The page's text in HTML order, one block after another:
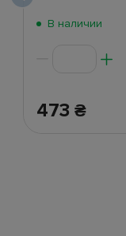
В наличии
473 ₴